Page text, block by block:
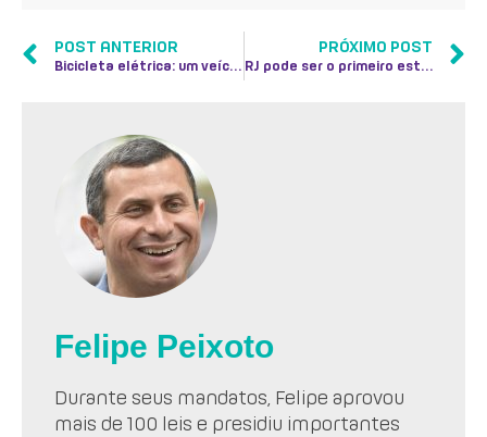
POST ANTERIOR
Bicicleta elétrica: um veículo sustentável
PRÓXIMO POST
RJ pode ser o primeiro estado a usar identificação biométrica em eleição
Felipe Peixoto
Durante seus mandatos, Felipe aprovou
mais de 100 leis e presidiu importantes